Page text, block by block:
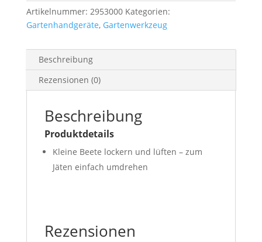
Artikelnummer: 2953000 Kategorien:
Gartenhandgeräte, Gartenwerkzeug
Beschreibung
Rezensionen (0)
Beschreibung
Produktdetails
Kleine Beete lockern und lüften – zum
Jäten einfach umdrehen
Rezensionen